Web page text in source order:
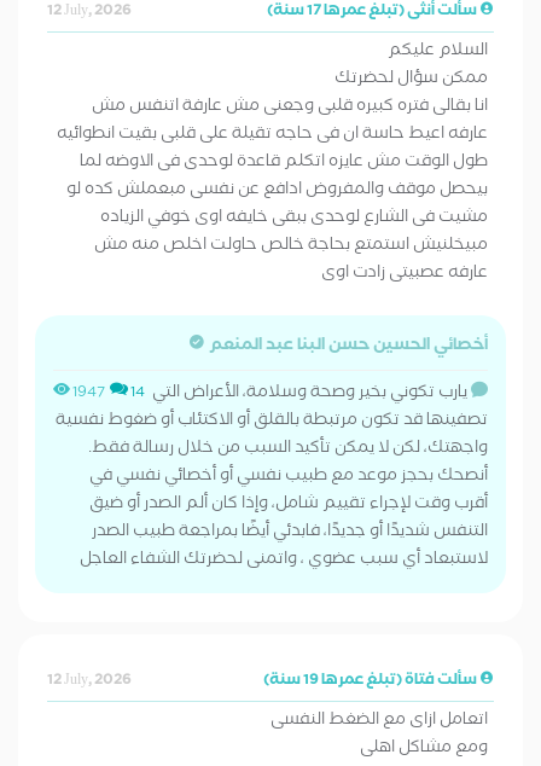
سألت أنثى (تبلغ عمرها 17 سنة) 12 July, 2026
السلام عليكم
ممكن سؤال لحضرتك
انا بقالى فتره كبيره قلبى وجعنى مش عارفة اتنفس مش
عارفه اعيط حاسة ان فى حاجه تقيلة على قلبى بقيت انطوائيه
طول الوقت مش عايزه اتكلم قاعدة لوحدى فى الاوضه لما
بيحصل موقف والمفروض ادافع عن نفسى مبعملش كده لو
مشيت فى الشارع لوحدى ببقى خايفه اوى خوفي الزياده
مبيخلنيش استمتع بحاجة خالص حاولت اخلص منه مش
عارفه عصبيتى زادت اوى
أخصائي الحسين حسن البنا عبد المنعم
1947 14 يارب تكوني بخير وصحة وسلامة، الأعراض التي
تصفينها قد تكون مرتبطة بالقلق أو الاكتئاب أو ضغوط نفسية
واجهتك، لكن لا يمكن تأكيد السبب من خلال رسالة فقط.
أنصحك بحجز موعد مع طبيب نفسي أو أخصائي نفسي في
أقرب وقت لإجراء تقييم شامل، وإذا كان ألم الصدر أو ضيق
التنفس شديدًا أو جديدًا، فابدئي أيضًا بمراجعة طبيب الصدر
لاستبعاد أي سبب عضوي ، واتمنى لحضرتك الشفاء العاجل
سألت فتاة (تبلغ عمرها 19 سنة) 12 July, 2026
اتعامل ازاى مع الضغط النفسى
ومع مشاكل اهلى